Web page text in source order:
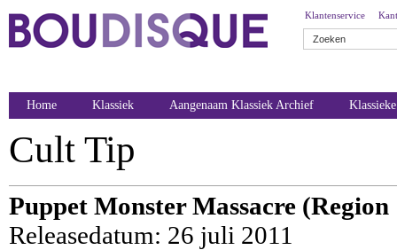
Klantenservice
Home Klassiek Aangenaam Klassiek Archief
Cult Tip
Puppet Monster Massacre (Region
Releasedatum: 26 juli 2011